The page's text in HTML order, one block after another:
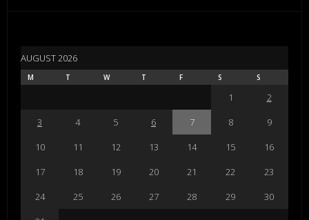
AUGUST 2026
M T W T F S S
1
2
3
4 5 6 7 8
9
10
11 12 13 14 15
16
17
18 19 20 21 22
23
24
25 26 27 28 29
30